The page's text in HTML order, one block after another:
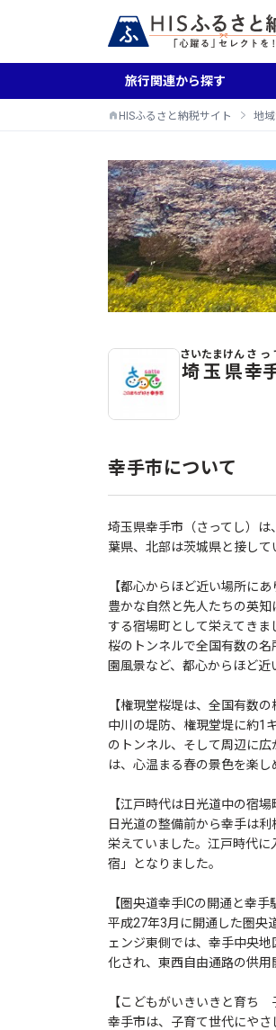
旅行関連から探す
HISふるさと納税サイト 地
幸手市のふるさと納税返
埼玉県
さいたまけん
幸
さっ
幸手市について
埼玉県幸手市（さってし）
葉県、北部は茨城県と接して
【都心からほど近い場所に
豊かな自然と先人たちの英
する宿場町として栄えてきま
桜のトンネルで全国有数の
園風景など、都心からほど近
【権現堂桜堤は、全国有数
中川の堤防、権現堂堤に約1
のトンネル、そして周辺に
は、心温まる春の景色を楽し
【江戸時代は日光道中の宿
日光道の整備前から幸手は
栄えていました。江戸時代
宿」となりました。
【圏央道幸手ICの開通と幸
平成27年3月に開通した圏央
ェンジ東側では、幸手中央
化され、東西自由通路の供用
【こどもがいきいきと育ち
幸手市は、子育て世代にや